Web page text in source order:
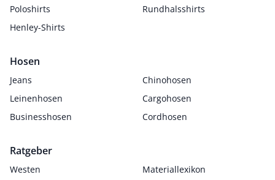
Poloshirts
Rundhalsshirts
Henley-Shirts
Hosen
Jeans
Chinohosen
Leinenhosen
Cargohosen
Businesshosen
Cordhosen
Ratgeber
Westen
Materiallexikon